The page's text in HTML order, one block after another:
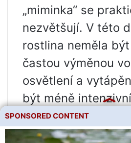
„miminka“ se
nezvětšují. V této
rostlina neměla
častou výměnou
osvětlení a
být méně
Co se stane, když
období
SPONSORED CONTENT